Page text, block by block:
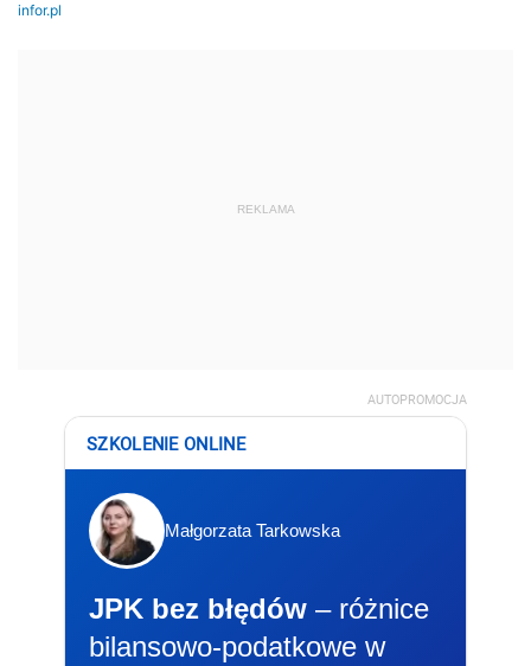
REKLAMA
AUTOPROMOCJA
SZKOLENIE ONLINE
Małgorzata Tarkowska
JPK bez błędów – różnice
bilansowo-podatkowe w